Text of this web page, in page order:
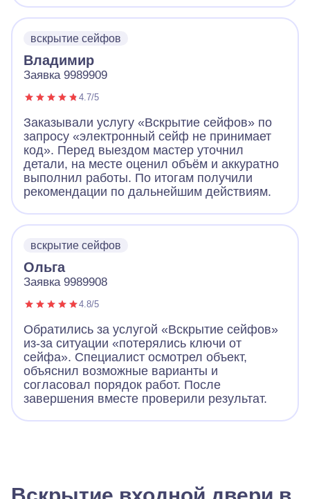
вскрытие сейфов
Владимир
Заявка 9989909
4.7/5
Заказывали услугу «Вскрытие сейфов» по
запросу «электронный сейф не принимает
код». Перед выездом мастер уточнил
детали, на месте оценил объём и аккуратно
выполнил работы. По итогам получили
рекомендации по дальнейшим действиям.
вскрытие сейфов
Ольга
Заявка 9989908
4.8/5
Обратились за услугой «Вскрытие сейфов»
из-за ситуации «потерялись ключи от
сейфа». Специалист осмотрел объект,
объяснил возможные варианты и
согласовал порядок работ. После
завершения вместе проверили результат.